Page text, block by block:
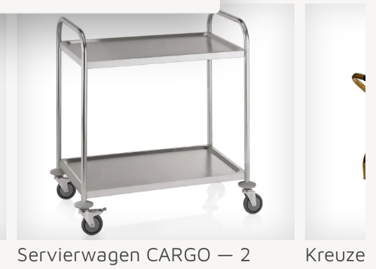
Servierwagen CARGO — 2